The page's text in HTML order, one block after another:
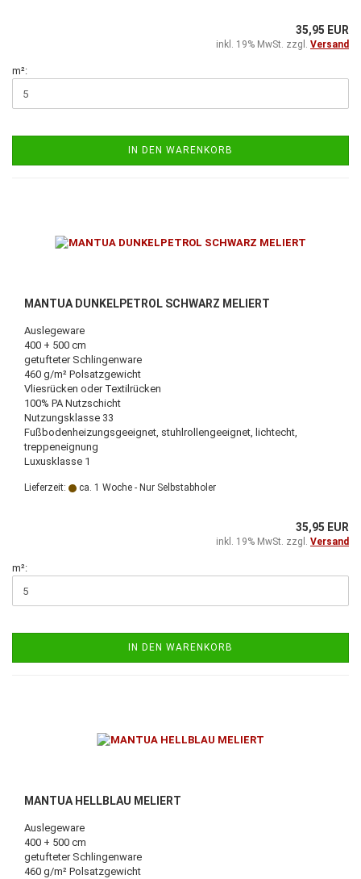
35,95 EUR
inkl. 19% MwSt. zzgl. Versand
m²:
IN DEN WARENKORB
MANTUA DUNKELPETROL SCHWARZ MELIERT
Auslegeware
400 + 500 cm
getufteter Schlingenware
460 g/m² Polsatzgewicht
Vliesrücken oder Textilrücken
100% PA Nutzschicht
Nutzungsklasse 33
Fußbodenheizungsgeeignet, stuhlrollengeeignet, lichtecht,
treppeneignung
Luxusklasse 1
Lieferzeit: ca. 1 Woche - Nur Selbstabholer
35,95 EUR
inkl. 19% MwSt. zzgl. Versand
m²:
IN DEN WARENKORB
MANTUA HELLBLAU MELIERT
Auslegeware
400 + 500 cm
getufteter Schlingenware
460 g/m² Polsatzgewicht